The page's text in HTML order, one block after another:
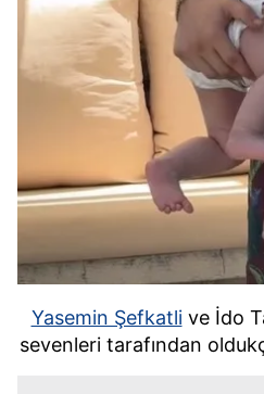
Yasemin Şefkatlive İdo
sevenleri tarafından